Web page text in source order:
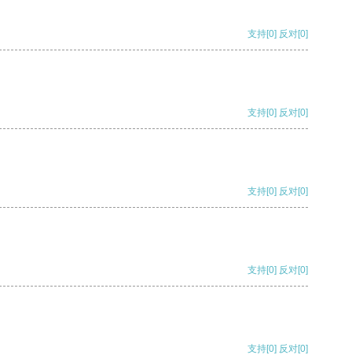
支持[0] 反对[0]
支持[0] 反对[0]
支持[0] 反对[0]
支持[0] 反对[0]
支持[0] 反对[0]